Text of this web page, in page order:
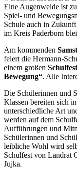
Eine Augenweide ist
Spiel- und
Schule auch in
im Kreis Paderborn
Am kommenden
feiert die Hermann-
einem großen Schulfest
Bewegung“. Alle
Die Schülerinnen und
Klassen bereiten sich
unterschiedliche Art
werden auf dem
Aufführungen und
Schülerinnen und
leibliche Wohl wird
Schulfest von Landrat
Jujka.